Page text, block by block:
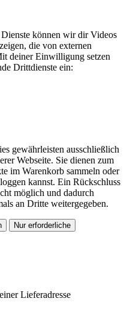
können wir dir Videos
die von externen
deiner Einwilligung setzen
Drittdienste ein:
gewährleisten ausschließlich
Webseite. Sie dienen zum
im Warenkorb sammeln oder
kannst. Ein Rückschluss
möglich und dadurch
an Dritte weitergegeben.
Nur erforderliche
Lieferadresse